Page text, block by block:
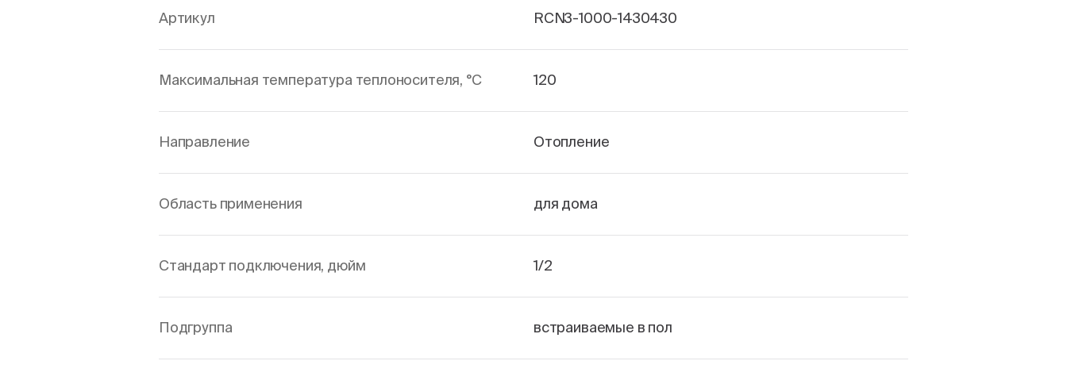
Артикул RCN3-1000-1430430
Максимальная температура теплоносителя, °С 120
Направление Отопление
Область применения для дома
Стандарт подключения, дюйм 1/2
Подгруппа встраиваемые в пол